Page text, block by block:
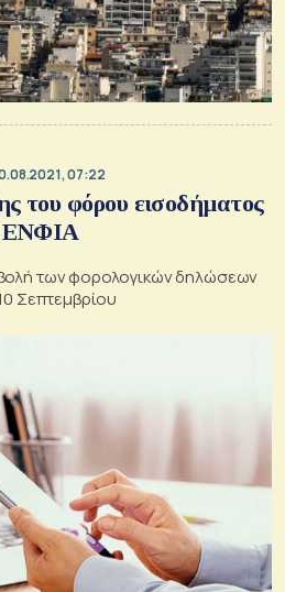
07:22
του φόρου εισοδήματος
ΕΝΦΙΑ
των φορολογικών δηλώσεων
Σεπτεμβρίου